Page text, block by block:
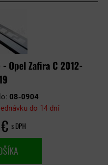
Opel Zafira C 2012-
08-0904
do 14 dní
s DPH